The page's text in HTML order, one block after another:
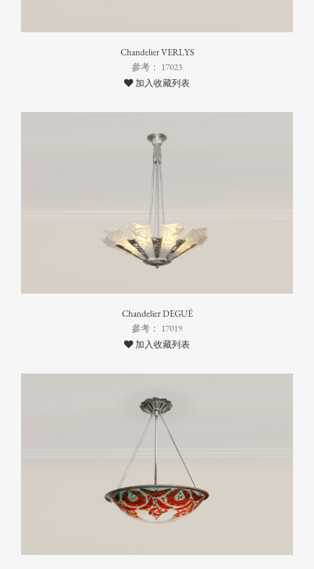
Chandelier VERLYS
參考： 17023
加入收藏列表
Chandelier DEGUÉ
參考： 17019
加入收藏列表